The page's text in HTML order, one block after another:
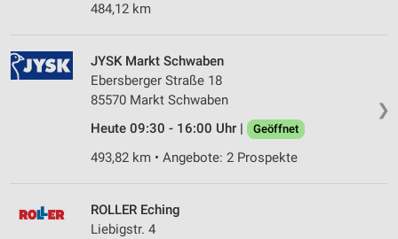
484,12 km
❯
JYSK Markt Schwaben
Ebersberger Straße 18
85570 Markt Schwaben
Heute 09:30 - 16:00 Uhr |
Geöffnet
493,82 km • Angebote: 2 Prospekte
ROLLER Eching
Liebigstr. 4